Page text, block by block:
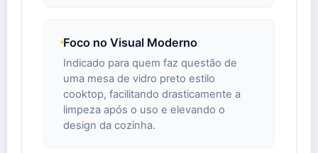
Foco no Visual Moderno
Indicado para quem faz questão de
uma mesa de vidro preto estilo
cooktop, facilitando drasticamente a
limpeza após o uso e elevando o
design da cozinha.